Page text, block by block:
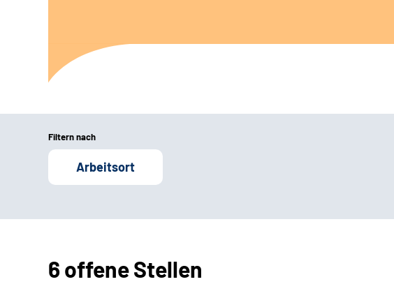
Filtern nach
Arbeitsort
6 offene Stellen